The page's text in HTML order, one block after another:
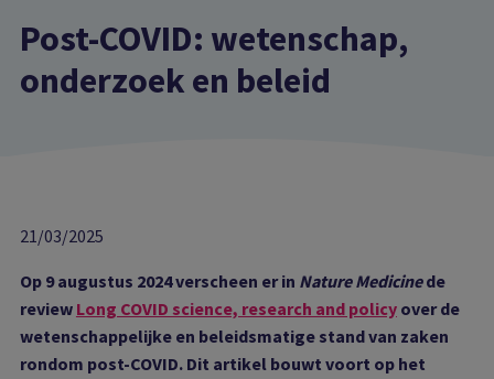
Post-COVID: wetenschap,
onderzoek en beleid
21/03/2025
Op 9 augustus 2024 verscheen er in Nature Medicinede
review Long COVID science, research and policyover de
wetenschappelijke en beleidsmatige stand van zaken
rondom post-COVID. Dit artikel bouwt voort op het